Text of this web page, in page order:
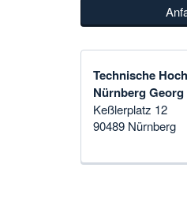
Technische
Nürnberg
Keßlerplatz 12
90489 Nürnberg